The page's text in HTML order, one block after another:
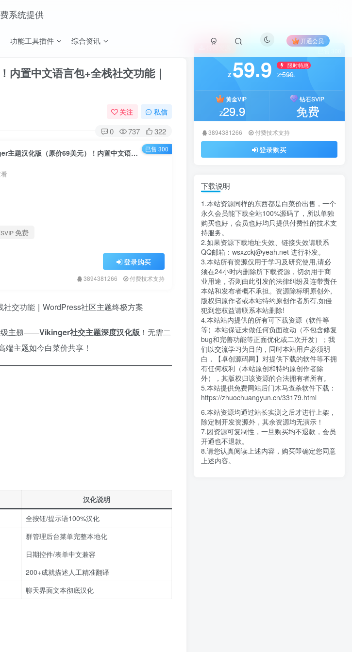
功能工具插件 综合资讯 开通会员
置中文语言包+全栈社交功能｜
关注 私信
0 737 322
卓创源码网破价首发：Vikinger主题汉化版（原价69美元）！内置中文语言包+全栈社交功能｜WordPress社区主题终极方案
免费
登录购买
3894381266 付费技术支持
已售 300
交功能｜WordPress社区主题终极方案
级主题——Vikinger社交主题深度汉化版 ！无需二
主题如今白菜价共享！
汉化说明
全按钮/提示语100%汉化
群管理后台菜单完整本地化
日期控件/表单中文兼容
200+成就描述人工精准翻译
聊天界面文本彻底汉化
付费资源
Z 59.9 限时特惠
Z599
黄金VIP
Z29.9
钻石SVIP
免费
3894381266 付费技术支持
登录购买
下载说明
1.本站资源同样的东西都是白菜价出售，一个
永久会员能下载全站100%源码了，所以单独
购买也好，会员也好均只提供付费性的技术支
持服务。
2.如果资源下载地址失效、链接失效请联系
QQ邮箱：wsxzckj@yeah.net 进行补发。
3.本站所有资源仅用于学习及研究使用,请必
须在24小时内删除所下载资源，切勿用于商
业用途，否则由此引发的法律纠纷及连带责任
本站和发布者概不承担。资源除标明原创外,
版权归原作者或本站特约原创作者所有,如侵
犯到您权益请联系本站删除!
4.本站站内提供的所有可下载资源（软件等
等）本站保证未做任何负面改动（不包含修复
bug和完善功能等正面优化或二次开发）；我
们以交流学习为目的，同时本站用户必须明
白，【卓创源码网】对提供下载的软件等不拥
有任何权利（本站原创和特约原创作者除
外），其版权归该资源的合法拥有者所有。
5.本站提供免费网站后门木马查杀软件下载：
https://zhuochuangyun.cn/33179.html
6.本站资源均通过站长实测之后才进行上架，
除定制开发资源外，其余资源均无演示！
7.因资源可复制性，一旦购买均不退款，会员
开通也不退款。
8.请您认真阅读上述内容，购买即确定您同意
上述内容。